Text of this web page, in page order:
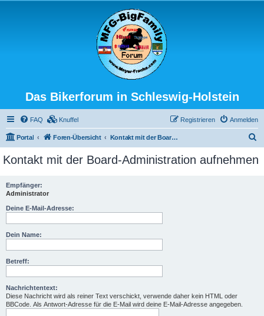
Das Bikerforum in Schleswig-Holstein
FAQ Knuffel Anmelden
Registrieren
Portal Foren-Übersicht Kontakt mit der Board-Administration aufnehmen
c
Kontakt mit der Board-Administration aufnehmen
Empfänger:
Administrator
Deine E-Mail-Adresse:
Dein Name:
Betreff:
Nachrichtentext:
Diese Nachricht wird als reiner Text verschickt, verwende daher kein HTML oder
BBCode. Als Antwort-Adresse für die E-Mail wird deine E-Mail-Adresse angegeben.